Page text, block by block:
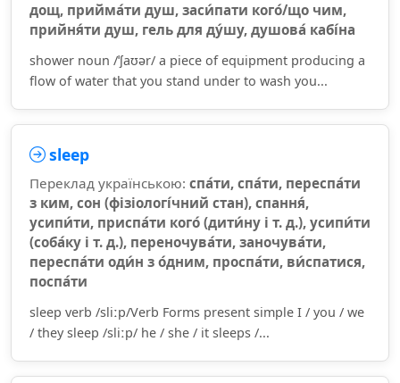
дощ, прийма́ти душ, заси́пати кого́/що чим,
прийня́ти душ, гель для ду́шу, душова́ кабі́на
shower noun /ˈʃaʊər/ a piece of equipment producing a
flow of water that you stand under to wash you...
sleep
Переклад українською: спа́ти, спа́ти, переспа́ти
з ким, сон (фізіологі́чний стан), спання́,
усипи́ти, приспа́ти кого́ (дити́ну і т. д.), усипи́ти
(соба́ку і т. д.), переночува́ти, заночува́ти,
переспа́ти оди́н з о́дним, проспа́ти, ви́спатися,
поспа́ти
sleep verb /sliːp/Verb Forms present simple I / you / we
/ they sleep /sliːp/ he / she / it sleeps /...